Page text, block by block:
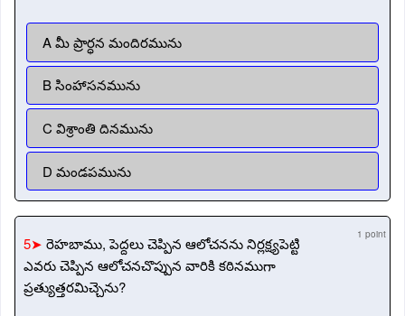
A మీ ప్రార్ధన మందిరమును
B సింహాసనమును
C విశ్రాంతి దినమును
D మండపమును
5➤ రెహబాము, పెద్దలు చెప్పిన ఆలోచనను నిర్లక్ష్యపెట్టి
ఎవరు చెప్పిన ఆలోచనచొప్పున వారికి కఠినముగా
ప్రత్యుత్తరమిచ్చెను?
1 point